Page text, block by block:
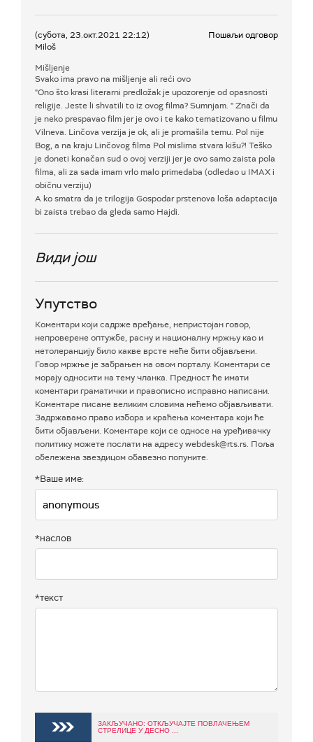
(субота, 23.окт.2021 22:12)
Miloš
Пошаљи одговор
Mišljenje
Svako ima pravo na mišljenje ali reći ovo
"Ono što krasi literarni predložak je upozorenje od opasnosti
religije. Jeste li shvatili to iz ovog filma? Sumnjam. " Znači da
je neko prespavao film jer je ovo i te kako tematizovano u filmu
Vilneva. Linčova verzija je ok, ali je promašila temu. Pol nije
Bog, a na kraju Linčovog filma Pol mislima stvara kišu?! Teško
je doneti konačan sud o ovoj verziji jer je ovo samo zaista pola
filma, ali za sada imam vrlo malo primedaba (odledao u IMAX i
običnu verziju)
A ko smatra da je trilogija Gospodar prstenova loša adaptacija
bi zaista trebao da gleda samo Hajdi.
Види још
Упутство
Коментари који садрже вређање, непристојан говор,
непроверене оптужбе, расну и националну мржњу као и
нетолеранцију било какве врсте неће бити објављени.
Говор мржње је забрањен на овом порталу. Коментари се
морају односити на тему чланка. Предност ће имати
коментари граматички и правописно исправно написани.
Коментаре писане великим словима нећемо објављивати.
Задржавамо право избора и краћења коментара који ће
бити објављени. Коментаре који се односе на уређивачку
политику можете послати на адресу webdesk@rts.rs. Поља
обележена звездицом обавезно попуните.
*Ваше име:
*наслов
*текст
ЗАКЉУЧАНО: ОТКЉУЧАЈТЕ ПОВЛАЧЕЊЕМ
СТРЕЛИЦЕ У ДЕСНО ...